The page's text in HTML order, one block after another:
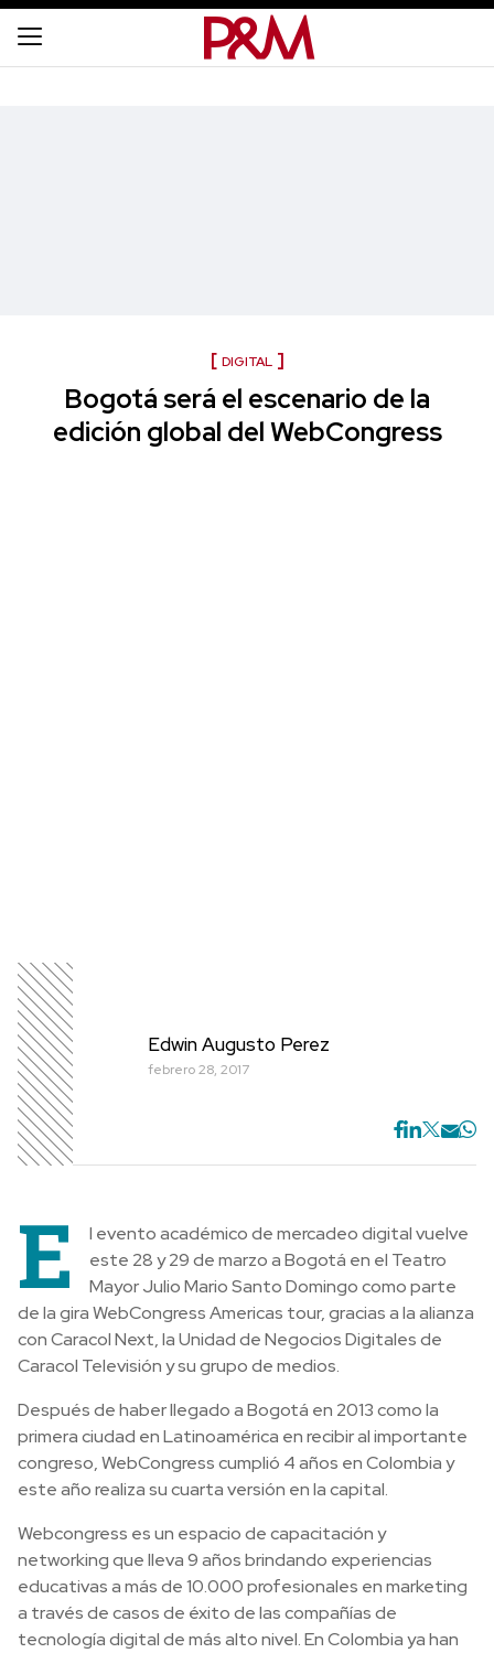
DIGITAL
Bogotá será el escenario de la
edición global del WebCongress
Edwin Augusto Perez
febrero 28, 2017
E
l evento académico de mercadeo digital vuelve
este 28 y 29 de marzo a Bogotá en el Teatro
Mayor Julio Mario Santo Domingo como parte
de la gira WebCongress Americas tour, gracias a la alianza
con Caracol Next, la Unidad de Negocios Digitales de
Caracol Televisión y su grupo de medios.
Después de haber llegado a Bogotá en 2013 como la
primera ciudad en Latinoamérica en recibir al importante
congreso, WebCongress cumplió 4 años en Colombia y
este año realiza su cuarta versión en la capital.
Webcongress es un espacio de capacitación y
networking que lleva 9 años brindando experiencias
educativas a más de 10.000 profesionales en marketing
a través de casos de éxito de las compañías de
tecnología digital de más alto nivel. En Colombia ya han